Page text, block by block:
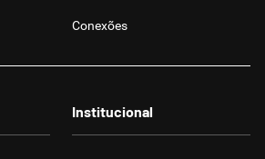
Conexões
Institucional